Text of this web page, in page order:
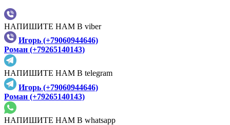
НАПИШИТЕ НАМ В viber
Игорь (+79060944646)
Роман (+79265140143)
НАПИШИТЕ НАМ В telegram
Игорь (+79060944646)
Роман (+79265140143)
НАПИШИТЕ НАМ В whatsapp